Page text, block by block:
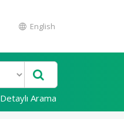
English
Detaylı Arama